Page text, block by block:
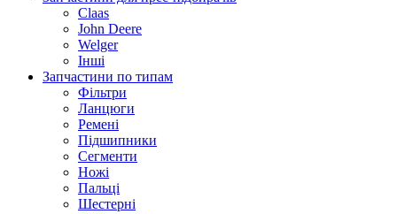
Claas
John Deere
Welger
Інші
Запчастини по типам
Фільтри
Ланцюги
Ремені
Підшипники
Сегменти
Ножі
Пальці
Шестерні